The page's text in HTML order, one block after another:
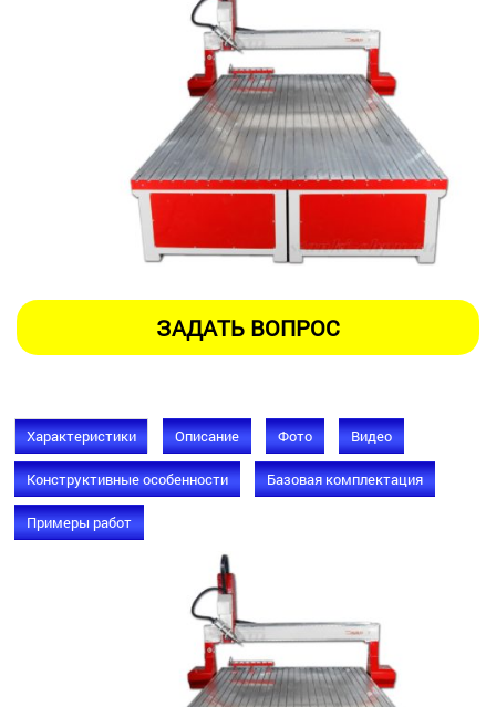
Характеристики Описание Фото Видео
Конструктивные особенности Базовая комплектация
Примеры работ